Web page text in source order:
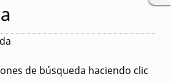
de búsqueda haciendo clic